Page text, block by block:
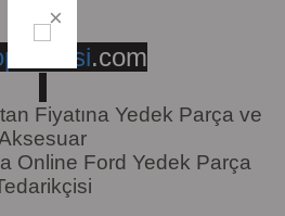
.com
Fiyatına Yedek Parça ve
Online Ford Yedek Parça